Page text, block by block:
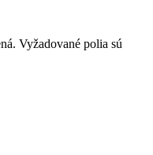
Vyžadované polia sú